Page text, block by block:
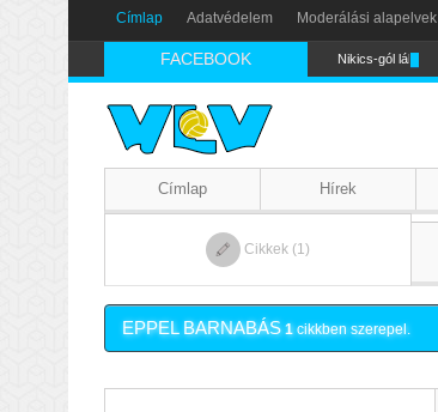
Címlap Adatvédelem Moderálási alapelvek
FACEBOOK Nikics-gól lábbal
Címlap Hírek
Cikkek (1)
EPPEL BARNABÁS 1cikkben szerepel.